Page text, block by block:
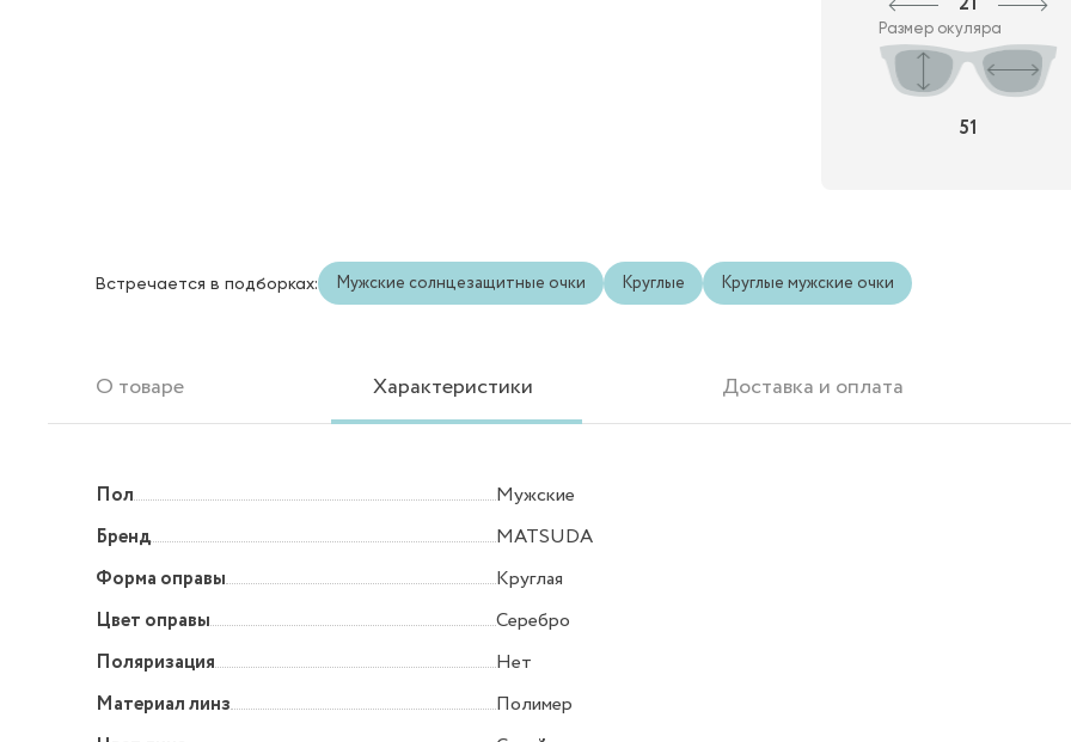
Размер окуляра
51
Встречается в подборках: Мужские солнцезащитные очки Круглые Круглые мужские очки
О товаре Характеристики Доставка и оплата
Пол
Мужские
Бренд
MATSUDA
Форма оправы
Круглая
Цвет оправы
Серебро
Поляризация
Нет
Материал линз
Полимер